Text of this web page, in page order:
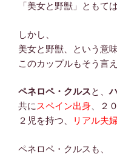
「美女と野獣」ともて
しかし、
美女と野獣、という意味
このカップルもそう言
ペネロペ・クルスと、
共に スペイン出身 、２
２児を持つ、
リアル夫
ペネロペ・クルスも、